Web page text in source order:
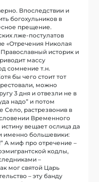
Впоследствии и
богохульников в
прещение.
лже-постулатов
«Отречения Николая
историк и
массу
сомнение т.н.
бы чего стоит тот
можно
3 дня и отвезли не в
надо” и потом
Село, растрезвонив в
Временного
истину вещает ослица да
именно большевики:
А миф про отречение –
кодлы,
–
мог святой Царь
– эту банду